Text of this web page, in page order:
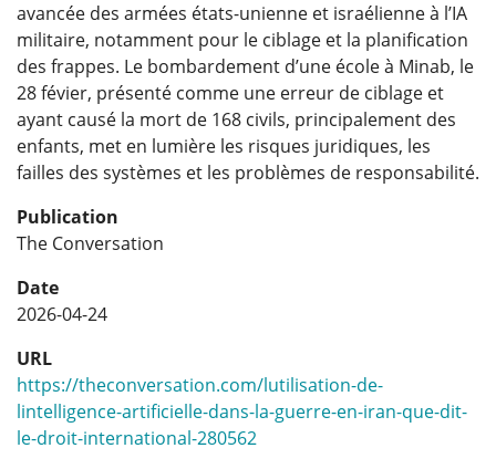
avancée des armées états-unienne et israélienne à l’IA
militaire, notamment pour le ciblage et la planification
des frappes. Le bombardement d’une école à Minab, le
28 févier, présenté comme une erreur de ciblage et
ayant causé la mort de 168 civils, principalement des
enfants, met en lumière les risques juridiques, les
failles des systèmes et les problèmes de responsabilité.
Publication
The Conversation
Date
2026-04-24
URL
https://theconversation.com/lutilisation-de-
lintelligence-artificielle-dans-la-guerre-en-iran-que-dit-
le-droit-international-280562